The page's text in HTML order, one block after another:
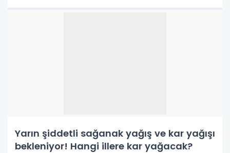
Yarın şiddetli sağanak yağış ve kar yağışı
bekleniyor! Hangi illere kar yağacak?